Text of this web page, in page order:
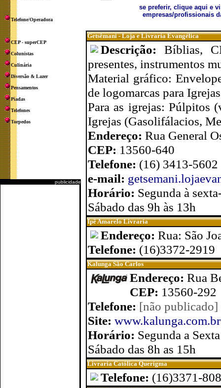
Telefone/Operadora
CEP - superCEP
Colunistas
Culinária
Diversão & Lazer
Pensamentos
Piadas
Telefones
Torpedos
publicidade
se preferir, clique aqui e
empresas/profissionais
Getsêmani - Loja e Livraria Evangélica
Descrição: Bíblias,
presentes, instrumentos
Material gráfico:
de logomarcas para
Para as igrejas: Púlpitos
Igrejas (Gasolifálacios,
Endereço: Rua General
CEP: 13560-640
Telefone: (16) 3413-5602
e-mail:
Horário: Segunda à
Sábado das 9h às 13h
Ipê Amarelo Livraria
Endereço: Rua: São
Telefone: (16)3372-2919
Kalunga São Carlos
Endereço: Rua
CEP: 13560-292
Telefone: [não publicado]
Site: www.kalunga.com.br
Horário: Segunda a
Sábado das 8h as 15h
Livraria Católica Querigma
Telefone: (16)3371-